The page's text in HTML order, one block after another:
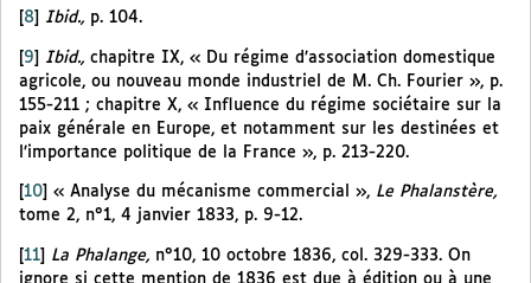
8 Ibid., p. 104.
[9] Ibid., chapitre IX, « Du régime d’association domestique
agricole, ou nouveau monde industriel de M. Ch. Fourier », p.
155-211 ; chapitre X, « Influence du régime sociétaire sur la
paix générale en Europe, et notamment sur les destinées et
l’importance politique de la France », p. 213-220.
10 « Analyse du mécanisme commercial », Le Phalanstère,
tome 2, n°1, 4 janvier 1833, p. 9-12.
11 La Phalange, n°10, 10 octobre 1836, col. 329-333. On
ignore si cette mention de 1836 est due à édition ou à une